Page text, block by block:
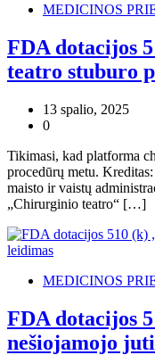
MEDICINOS
FDA dotacijos
teatro stuburo
13 spalio, 2025
0
Tikimasi, kad platforma
procedūrų metu.
maisto ir vaistų
„Chirurginio teatro“ […]
MEDICINOS
FDA dotacijos
nešiojamojo